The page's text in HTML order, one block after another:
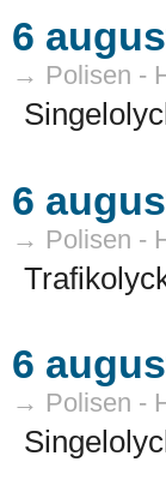
6
→ Polisen -
6
→ Polisen -
6
→ Polisen -